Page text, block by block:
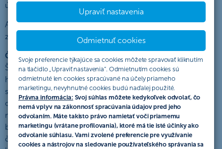
Upraviť nastavenia
Odmietnuť cookies
Svoje preferencie týkajúce sa cookies môžete spravovať kliknutím
na tlačidlo „Upraviť nastavenia“. Odmietnutím cookies sú
odmietnuté len cookies spracúvané na účely priameho
marketingu, nevyhnutné cookies budú naďalej použité.
Právna informácia: Svoj súhlas môžete kedykoľvek odvolať, čo
nemá vplyv na zákonnosť spracúvania údajov pred jeho
odvolaním. Máte takisto právo namietať voči priamemu
marketingu (vrátane profilovania), ktoré má tie isté účinky ako
odvolanie súhlasu. Vami zvolené preferencie pre využívanie
cookies a nástrojov na sledovanie používateľského správania sa
účastníkov akcie a pravidlá tejto akcie (ďalej len „akcia“).
Akcia v zmysle tohto Štatútu predstavuje verejný prísľub v
zmysle § 850 Občianskeho zákonníka.
ČSOB sa zaväzuje v lehote a spôsobom určeným týmto
Štatútom poskytnúť benefit vo forme peňažnej odmeny v
hodnote zodpovedajúcej výške maximálne troch anuitných
splátok vyplácaných postupne za každý úver poskytnutý v
období, ktoré je definované v podmienkach akcie, spolu
maximálne do výšky 750 EUR (ďalej len „Benefit“). Benefit
bude poskytnutý maximálne v troch častiach, pričom každá
časť bude zodpovedať zaplatenej anuitnej splátke v mesiaci,